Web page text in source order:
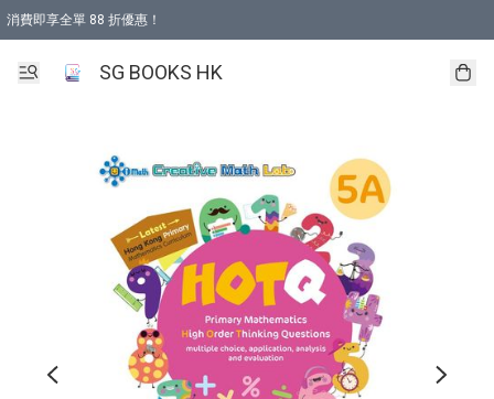
消費即享全單 88 折優惠！
SG BOOKS HK